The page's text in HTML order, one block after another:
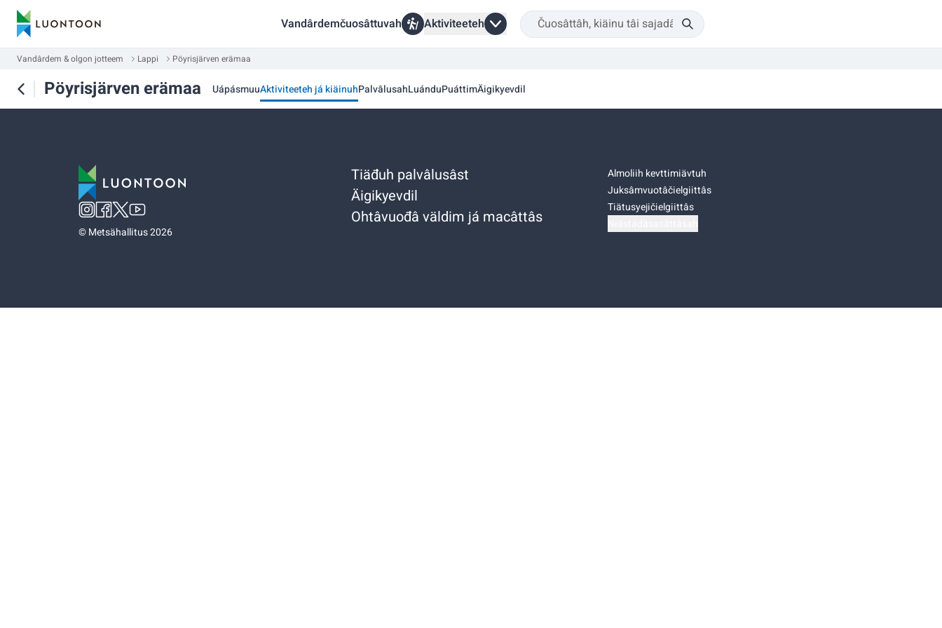
Vandârdemčuosâttuvah Aktiviteeteh
Vandârdem & olgon jotteem Lappi Pöyrisjärven erämaa
Pöyrisjärven erämaa UápásmuuAktiviteeteh já kiäinuhPalvâlusahLuánduPuáttimÄigikyevdil
©Metsähallitus 2026
Tiäđuh palvâlusâst
Äigikyevdil
Ohtâvuođâ väldim já macâttâs
Almoliih kevttimiävtuh
Juksâmvuotâčielgiittâs
Tiätusyejičielgiittâs